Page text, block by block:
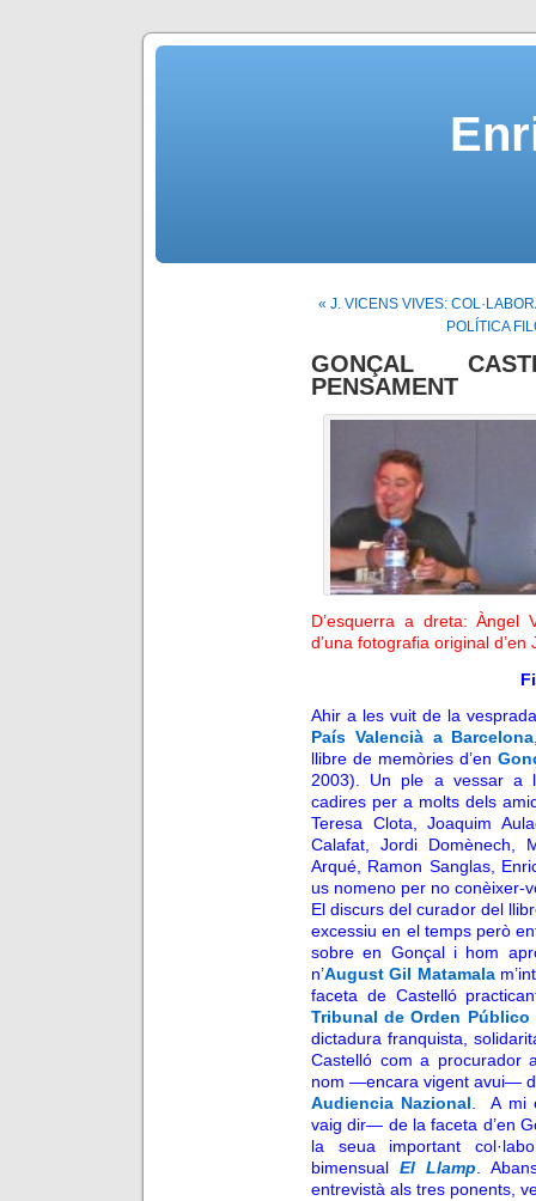
« J. VICENS VIVES:
POLÍTICA
GONÇAL
PENSAMENT
D’esquerra a dreta: Àngel
d’una fotografia original
Ahir a les vuit de la
País Valencià a Barcelona
llibre de memòries d’en
2003). Un ple a vessar a
cadires per a molts dels
Teresa Clota, Joaquim
Calafat, Jordi Domènech,
Arqué, Ramon Sanglas,
us nomeno per no
El discurs del curador del
excessiu en el temps però
sobre en Gonçal i hom
n’August Gil Matamala
faceta de Castelló
Tribunal de Orden Público
dictadura franquista,
Castelló com a procurador
nom —encara vigent avui—
Audiencia Nazional. A mi
vaig dir— de la faceta d’en
la seua important
bimensualEl Llamp.
entrevistà als tres ponents,